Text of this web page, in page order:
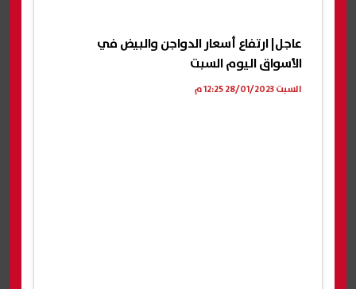
عاجل| ارتفاع أسعار الدواجن والبيض في
الأسواق اليوم السبت
السبت 28/01/2023 12:25 م